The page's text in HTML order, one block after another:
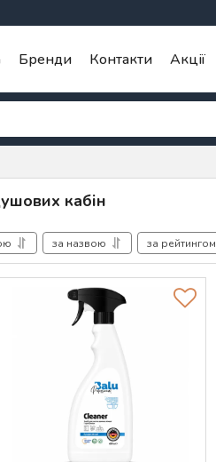
Бренди Контакти Акції
кабін
за назвою за рейтингом